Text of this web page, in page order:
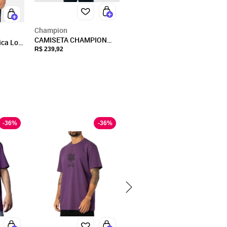
Los
Champion
CAMISETA CHAMPION
LIFE C LOGO TONAL EMB
R$ 239,92
-36% -36%